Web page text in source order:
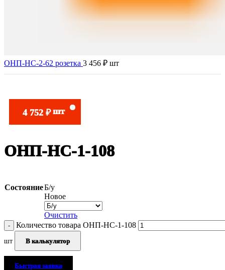
ОНП-НС-2-62 розетка 3 456 ₽ шт
4 752₽ шт
Нажмите, чтобы увеличить
ОНП-НС-1-108
СостояниеБ/у
Новое
Очистить
Количество товара ОНП-НС-1-108
шт В калькулятор
Быстрая заявка